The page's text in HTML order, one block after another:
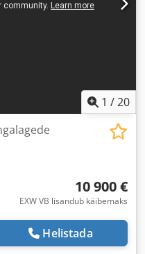
1 /20
10 900 €
EXW VB lisandub käibemaks
Helistada